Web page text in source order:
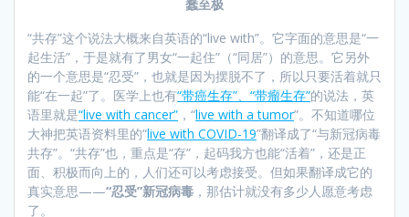
蠢至极
“共存”这个说法大概来自英语的“live with”。它字面的意思是“一
起生活”，于是就有了男女“一起住”（“同居”）的意思。它另外
的一个意思是“忍受”，也就是因为摆脱不了，所以只要活着就只
能“在一起”了。医学上也有“带癌生存”、“带瘤生存”的说法，英
语里就是“live with cancer” ，“live with a tumor”。不知道哪位
大神把英语资料里的“live with COVID-19”翻译成了“与新冠病毒
共存”。“共存”也，重点是“存”，起码我方也能“活着”，还是正
面、积极而向上的，人们还可以考虑接受。但如果翻译成它的
真实意思——“忍受”新冠病毒 ，那估计就没有多少人愿意考虑
了。